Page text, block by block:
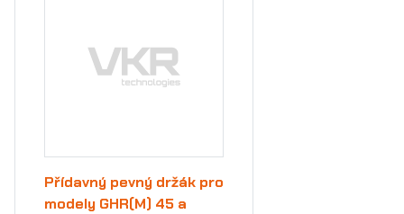
Přídavný pevný držák pro
modely GHR(M) 45 a